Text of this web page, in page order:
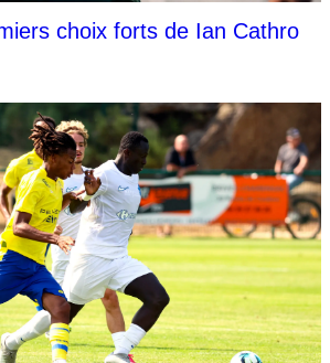
choix forts de Ian Cathro